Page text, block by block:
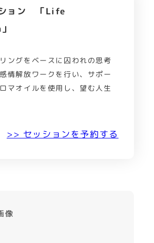
ョン 「Life
ングをベースに囚われの思考
情解放ワークを行い、サポー
マオイルを使用し、望む人生
>> セッションを予約する